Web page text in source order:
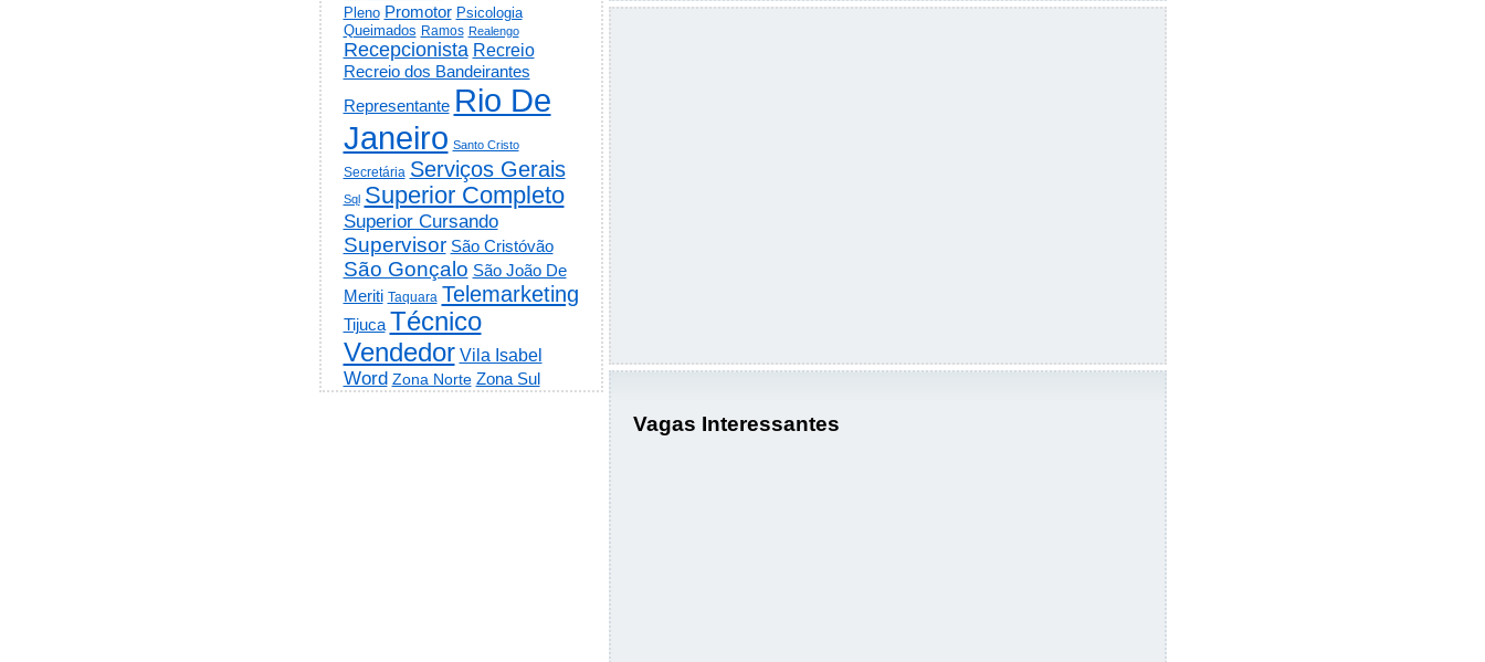
Vagas Interessantes
Pleno Promotor Psicologia
Queimados Ramos Realengo
Recepcionista Recreio
Recreio dos Bandeirantes
Representante Rio De
Janeiro Santo Cristo
Secretária Serviços Gerais
Sql Superior Completo
Superior Cursando
Supervisor São Cristóvão
São Gonçalo São João De
Meriti Taquara Telemarketing
Tijuca Técnico
Vendedor Vila Isabel
Word Zona Norte Zona Sul